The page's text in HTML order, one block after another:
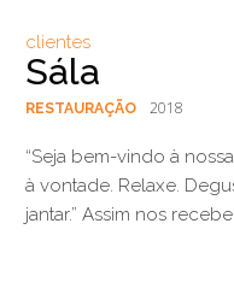
clientes
Sála
RESTAURAÇÃO 2018
“Seja bem-vindo à
à vontade. Relaxe.
jantar.” Assim nos